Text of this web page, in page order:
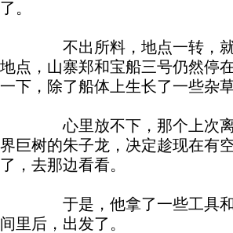
了。
不出所料，地点一转，就
地点，山寨郑和宝船三号仍然停
一下，除了船体上生长了一些杂
心里放不下，那个上次离
界巨树的朱子龙，决定趁现在有
了，去那边看看。
于是，他拿了一些工具和
间里后，出发了。